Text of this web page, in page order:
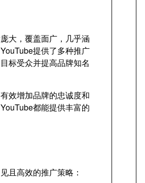
大，覆盖面广，几乎涵
提供了多种推广
标受众并提高品牌知名
效增加品牌的忠诚度和
都能提供丰富的
且高效的推广策略：